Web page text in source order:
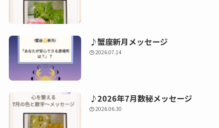
♪蟹座新月メッセージ
2026.07.14
♪2026年7月数秘メッセージ
2026.06.30